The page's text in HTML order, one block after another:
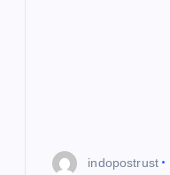
indopostrust